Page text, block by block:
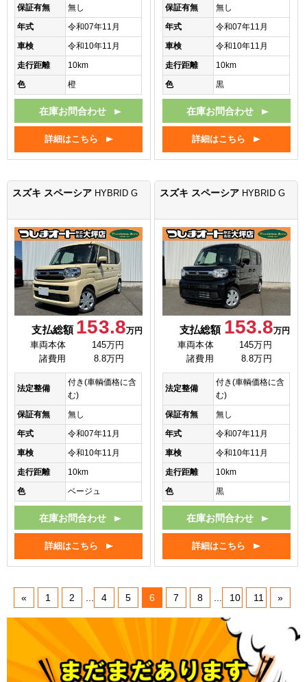
保証有無
無し
年式
令和07年11月
車検
令和10年11月
走行距離
10km
色
橙
在庫お問合わせ
詳細はこちら
保証有無
無し
年式
令和07年11月
車検
令和10年11月
走行距離
10km
色
黒
在庫お問合わせ
詳細はこちら
スズキ スペーシア HYBRID G
支払総額 153.8万円
車両本体
145万円
諸費用
8.8万円
法定整備
付き(車輌価格に含
む)
保証有無
無し
年式
令和07年11月
車検
令和10年11月
走行距離
10km
色
ベージュ
在庫お問合わせ
詳細はこちら
スズキ スペーシア HYBRID G
支払総額 153.8万円
車両本体
145万円
諸費用
8.8万円
法定整備
付き(車輌価格に含
む)
保証有無
無し
年式
令和07年11月
車検
令和10年11月
走行距離
10km
色
黒
在庫お問合わせ
詳細はこちら
« 1 2 ... 4 5 6 7 8 ... 10 11 »